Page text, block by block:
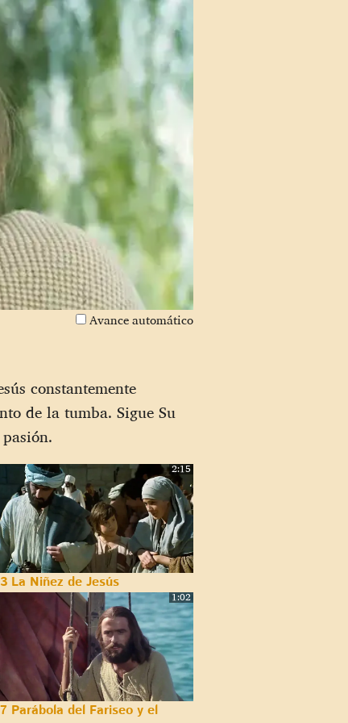
Avance automático
constantemente
de la tumba. Sigue Su
2:15
3 La Niñez de Jesús
1:02
7 Parábola del Fariseo y el